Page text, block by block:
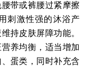
带或裤腰过紧摩擦
刺激性强的沐浴产
持皮肤屏障功能。
养均衡，适当增加
蛋类，同时补充含